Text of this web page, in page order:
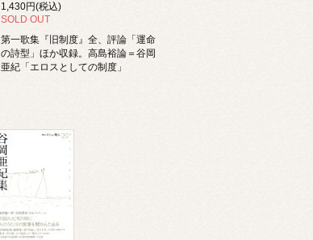
1,430円(税込)
SOLD OUT
第一歌集『旧制度』全、評論「運命
の詩型」ほか収録。高島裕論＝谷岡
亜紀「エロスとしての制度」